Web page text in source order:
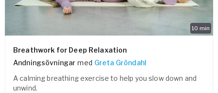
10 min
Breathwork for Deep Relaxation
Andningsövningar med Greta Gröndahl
A calming breathing exercise to help you slow down and
unwind.